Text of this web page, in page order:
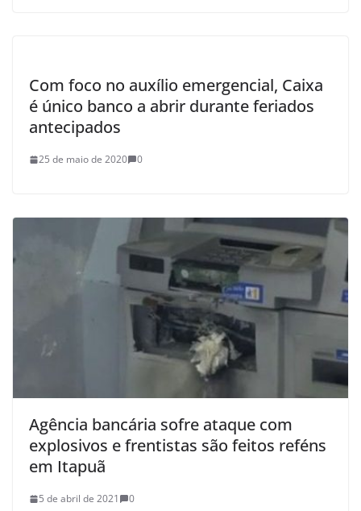
Com foco no auxílio emergencial, Caixa
é único banco a abrir durante feriados
antecipados
25 de maio de 2020 0
Agência bancária sofre ataque com
explosivos e frentistas são feitos reféns
em Itapuã
5 de abril de 2021 0